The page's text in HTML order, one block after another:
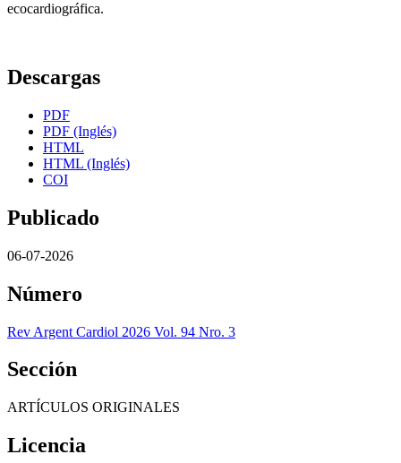
ecocardiográfica.
Descargas
PDF
PDF (Inglés)
HTML
HTML (Inglés)
COI
Publicado
06-07-2026
Número
Rev Argent Cardiol 2026 Vol. 94 Nro. 3
Sección
ARTÍCULOS ORIGINALES
Licencia